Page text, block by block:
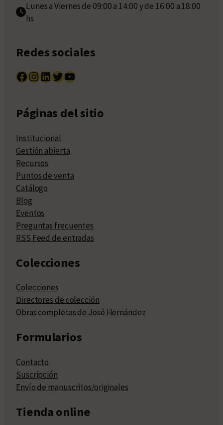
Lunes a Viernes de 09:00 a 14:00 y de 16:00 a 18:00
hs
Redes sociales
Facebook InstagramLinkedIn Twitter YouTube
Páginas del sitio
Institucional
Gestión abierta
Recursos
Puntos de venta
Catálogo
Blog
Eventos
Preguntas frecuentes
RSS Feed de entradas
Colecciones
Colecciones
Directores de colección
Obras completas de José Hernández
Formularios
Contacto
Suscripción
Envío de manuscritos/originales
Tienda online